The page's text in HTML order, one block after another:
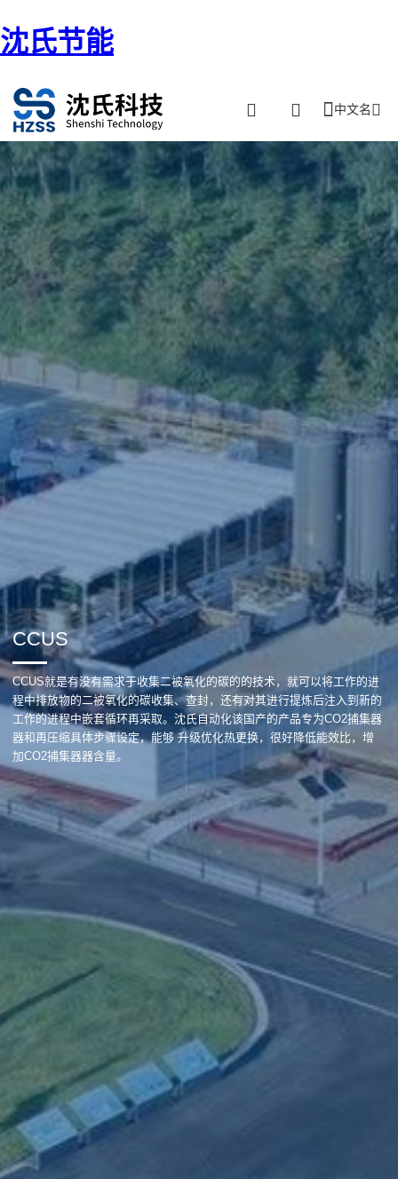
沈氏节能
中文名
CCUS
CCUS就是有没有需求于收集二被氧化的碳的的技术，就可以将工作的进
程中排放物的二被氧化的碳收集、查封，还有对其进行提炼后注入到新的
工作的进程中嵌套循环再采取。沈氏自动化该国产的产品专为CO2捕集器
器和再压缩具体步骤设定，能够 升级优化热更换，很好降低能效比，增
加CO2捕集器器含量。